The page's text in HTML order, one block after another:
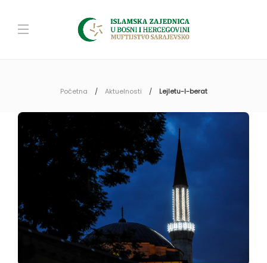
Početna Aktuelnosti Lejletu-l-berat